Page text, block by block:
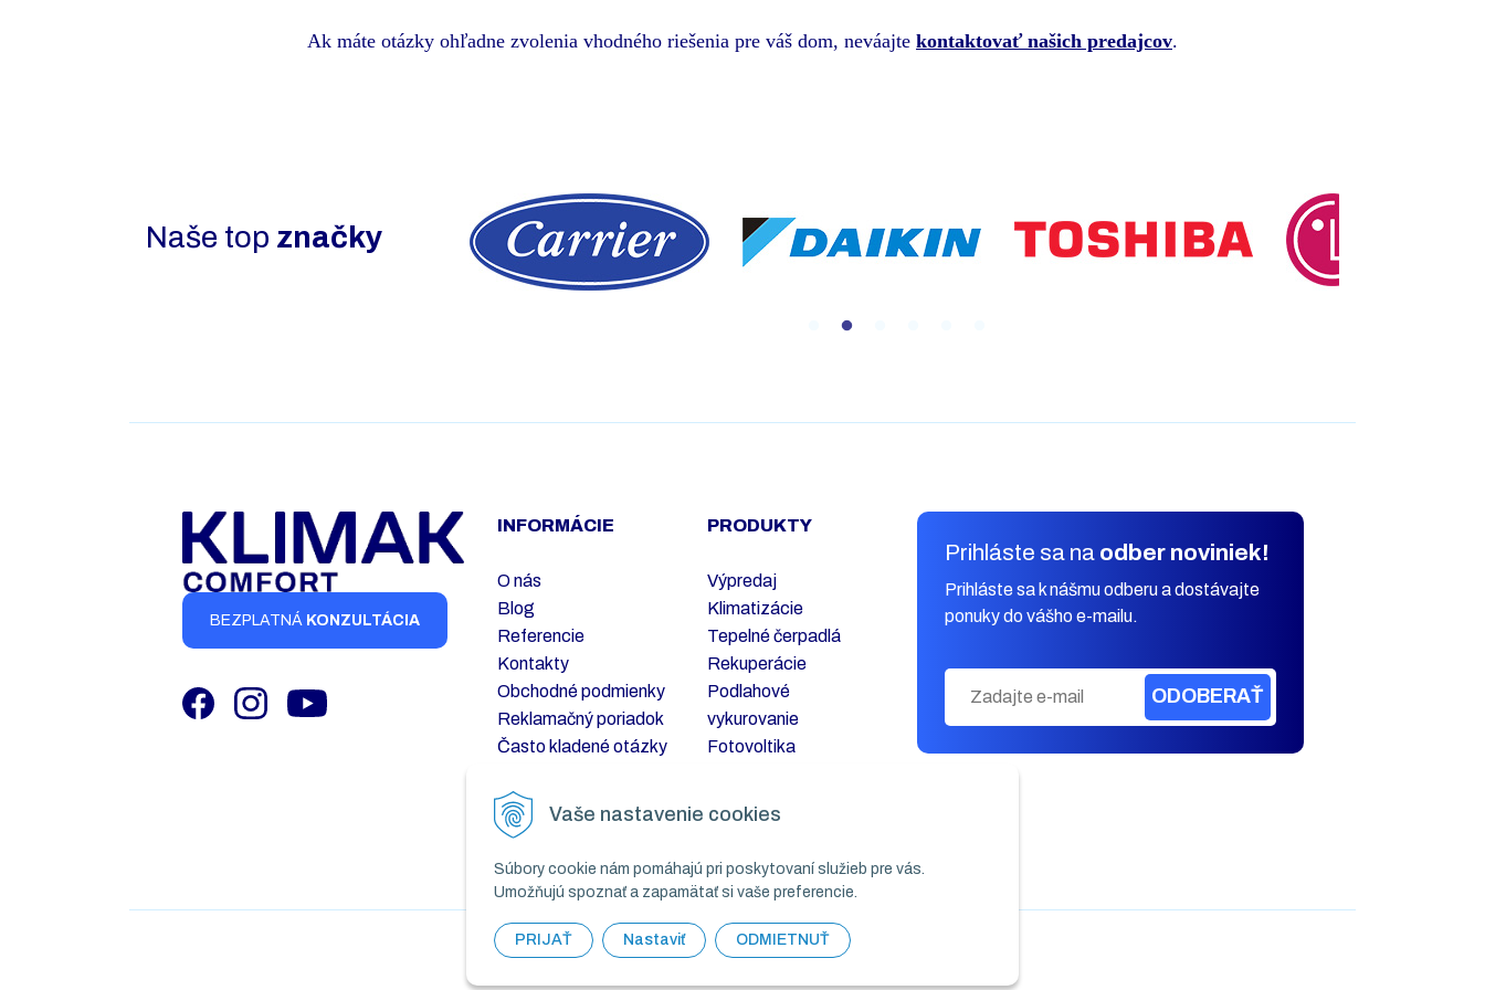
Vaše nastavenie cookies
Súbory cookie nám pomáhajú pri poskytovaní služieb pre vás.
Umožňujú spoznať a zapamätať si vaše preferencie.
PRIJAŤ Nastaviť ODMIETNUŤ
Ak máte otázky ohľadne zvolenia vhodného riešenia pre váš dom, neváajte kontaktovať našich predajcov.
Naše top značky
BEZPLATNÁ KONZULTÁCIA
INFORMÁCIE
O nás
Blog
Referencie
Kontakty
Obchodné podmienky
Reklamačný poriadok
Často kladené otázky
PRODUKTY
Výpredaj
Klimatizácie
Tepelné čerpadlá
Rekuperácie
Podlahové
vykurovanie
Fotovoltika
Prihláste sa na odber noviniek!
Prihláste sa k nášmu odberu a dostávajte
ponuky do vášho e-mailu.
ODOBERAŤ
© 2026 KLIMAK COMFORT